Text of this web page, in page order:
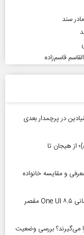
قاسم‌زاده
بنیادین در پرچمدار بعدی
رشد خیره‌کننده بازار توکن‌های هوش مصنوعی (AI)؛ از هیجان تا
و مقایسه خانواده
بحران باتری در گوشی‌های سامسونگ؛ آیا به‌روزرسانی One UI ۸.۵ مقصر
می‌گیرند؟ بررسی وضعیت